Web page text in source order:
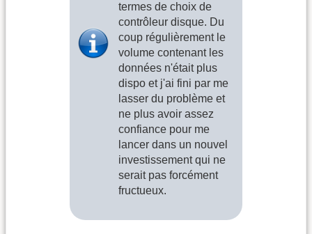
termes de choix de
contrôleur disque. Du
coup régulièrement le
volume contenant les
données n'était plus
dispo et j'ai fini par me
lasser du problème et
ne plus avoir assez
confiance pour me
lancer dans un nouvel
investissement qui ne
serait pas forcément
fructueux.